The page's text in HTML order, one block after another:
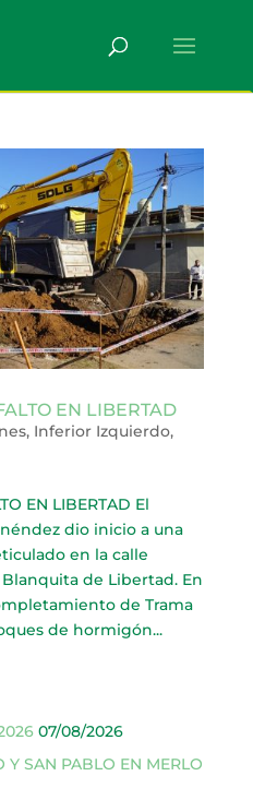
EN LIBERTAD
, Inferior Izquierdo,
EN LIBERTAD El
dio inicio a una
en la calle
de Libertad. En
de Trama
de hormigón...
07/08/2026
Y SAN PABLO EN MERLO